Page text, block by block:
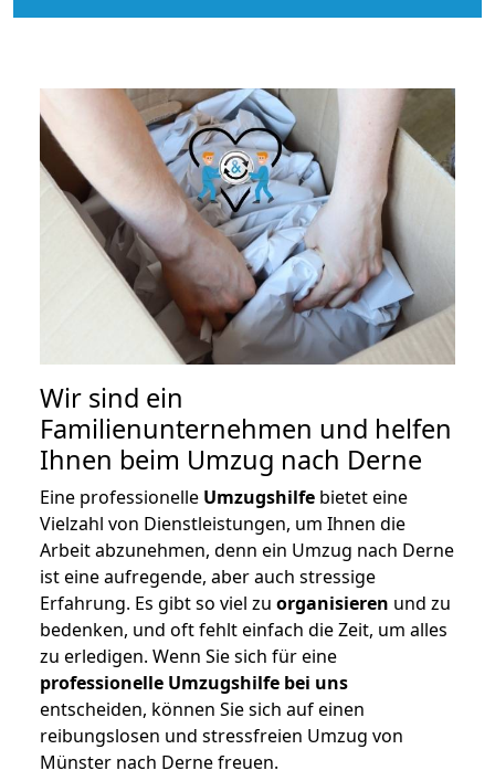
Wir sind ein
Familienunternehmen und helfen
Ihnen beim Umzug nach Derne
Eine professionelle Umzugshilfe bietet eine
Vielzahl von Dienstleistungen, um Ihnen die
Arbeit abzunehmen, denn ein Umzug nach Derne
ist eine aufregende, aber auch stressige
Erfahrung. Es gibt so viel zu organisieren und zu
bedenken, und oft fehlt einfach die Zeit, um alles
zu erledigen. Wenn Sie sich für eine
professionelle Umzugshilfe bei uns
entscheiden, können Sie sich auf einen
reibungslosen und stressfreien Umzug von
Münster nach Derne freuen.